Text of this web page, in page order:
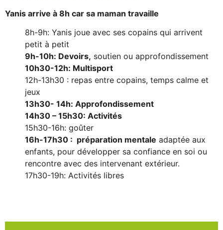
Yanis arrive à 8h car sa maman travaille
8h-9h: Yanis joue avec ses copains qui arrivent
petit à petit
9h-10h: Devoirs, soutien ou approfondissement
10h30-12h: Multisport
12h-13h30 : repas entre copains, temps calme et
jeux
13h30- 14h: Approfondissement
14h30 – 15h30: Activités
15h30-16h: goûter
16h-17h30 : préparation mentale adaptée aux
enfants, pour développer sa confiance en soi ou
rencontre avec des intervenant extérieur.
17h30-19h: Activités libres